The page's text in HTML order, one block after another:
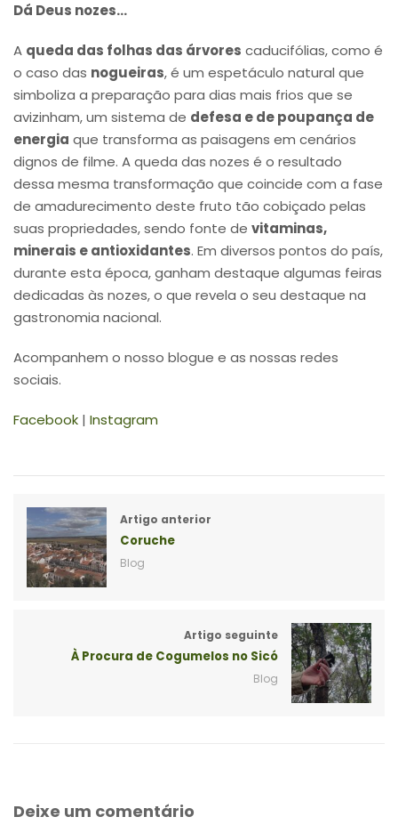
Dá Deus nozes…
A queda das folhas das árvores caducifólias, como é
o caso das nogueiras, é um espetáculo natural que
simboliza a preparação para dias mais frios que se
avizinham, um sistema de defesa e de poupança de
energia que transforma as paisagens em cenários
dignos de filme. A queda das nozes é o resultado
dessa mesma transformação que coincide com a fase
de amadurecimento deste fruto tão cobiçado pelas
suas propriedades, sendo fonte de vitaminas,
minerais e antioxidantes. Em diversos pontos do país,
durante esta época, ganham destaque algumas feiras
dedicadas às nozes, o que revela o seu destaque na
gastronomia nacional.
Acompanhem o nosso blogue e as nossas redes
sociais.
Facebook | Instagram
Artigo anterior
Coruche
Blog
Artigo seguinte
À Procura de Cogumelos no Sicó
Blog
Deixe um comentário